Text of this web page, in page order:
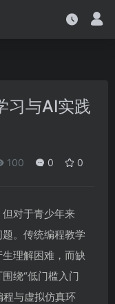
习与AI实践
100 0 0
对于青少年来
。传统编程教学
理解困难，而缺
绕“低门槛入门
程与虚拟仿真环